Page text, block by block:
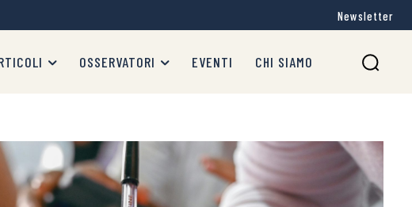
Newsletter
OSSERVATORI EVENTI CHI SIAMO